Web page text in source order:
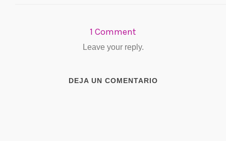
1 Comment
Leave your reply.
DEJA UN COMENTARIO